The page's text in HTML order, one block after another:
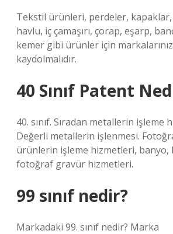
Tekstil ürünleri, perdeler,
havlu, iç çamaşırı, çorap, eşarp,
kemer gibi ürünler için markalarınız
kaydolmalıdır.
40 Sınıf Patent
40. sınıf. Sıradan metallerin işleme
Değerli metallerin işlenmesi.
ürünlerin işleme hizmetleri, banyo,
fotoğraf gravür hizmetleri.
99 sınıf nedir?
Markadaki 99. sınıf nedir? Marka